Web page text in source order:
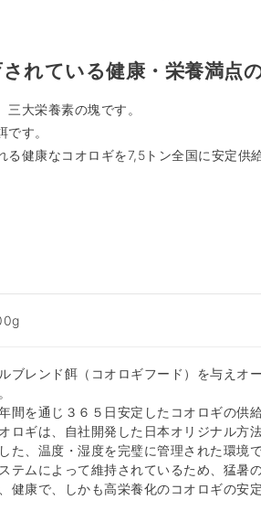
れている健康・栄養満点
大栄養素の塊です。
す。
健康なコオロギを7,5トン全国に安定供
ブレンド餌（コオロギフード）を与えオ
間を通じ３６５日安定したコオロギの供
ロギは、自社開発した日本オリジナル方
た、温度・湿度を完璧に管理された環境で
テムによって維持されているため、猛暑
健康で、しかも高栄養化のコオロギの安